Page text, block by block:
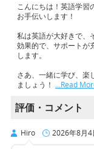
こんにちは！英語学習
お手伝いします！
私は英語が大好きで、
効果的で、サポートが
します。
さあ、一緒に学び、楽
ましょう！ …Read
評価・コメント
Hiro 2026年8月4